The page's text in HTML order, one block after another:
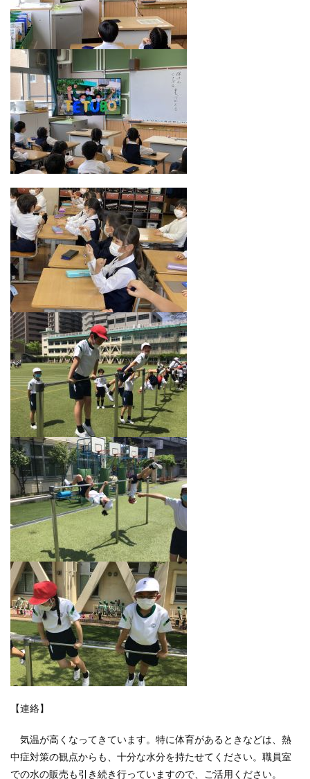
【連絡】
気温が高くなってきています。特に体育があるときなどは、熱
中症対策の観点からも、十分な水分を持たせてください。職員室
での水の販売も引き続き行っていますので、ご活用ください。